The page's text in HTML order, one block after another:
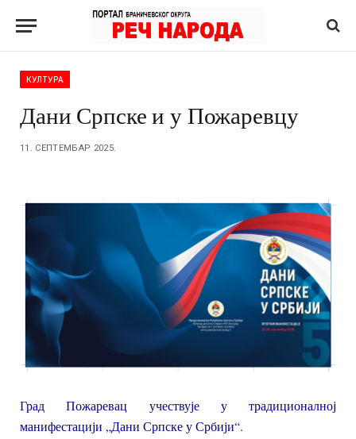
КУЛТУРА
Дани Српске и у Пожаревцу
11. СЕПТЕМБАР 2025.
Град Пожаревац учествује у традиционалној
манифестацији „Дани Српске у Србији“.